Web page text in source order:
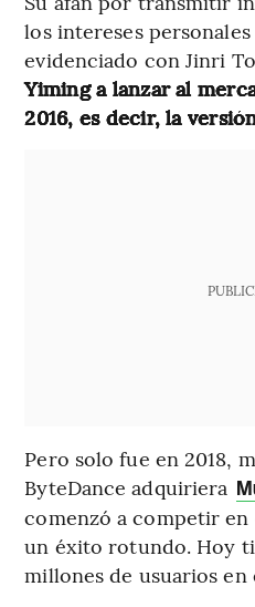
los intereses
evidenciado con Jinri
Yiming a lanzar al
2016, es decir, la
Pero solo fue en 2018,
ByteDance adquiriera
comenzó a competir
un éxito rotundo. Hoy
millones de usuarios en